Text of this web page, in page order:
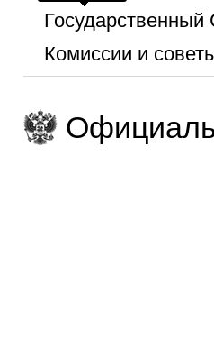
Государственный
Комиссии и